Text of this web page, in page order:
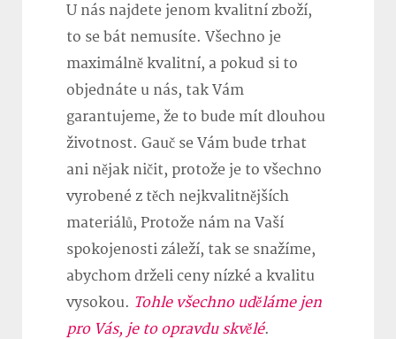
U nás najdete jenom kvalitní zboží,
to se bát nemusíte. Všechno je
maximálně kvalitní, a pokud si to
objednáte u nás, tak Vám
garantujeme, že to bude mít dlouhou
životnost. Gauč se Vám bude trhat
ani nějak ničit, protože je to všechno
vyrobené z těch nejkvalitnějších
materiálů, Protože nám na Vaší
spokojenosti záleží, tak se snažíme,
abychom drželi ceny nízké a kvalitu
vysokou. Tohle všechno uděláme jen
pro Vás, je to opravdu skvělé.